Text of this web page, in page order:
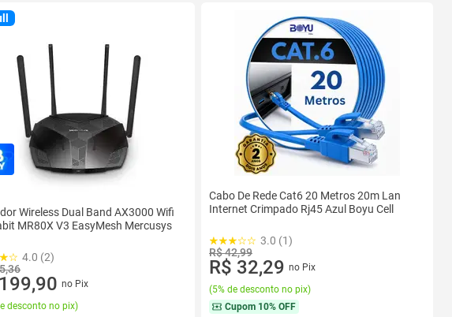
Wireless Dual Band AX3000 Wifi
MR80X V3 EasyMesh Mercusys
4.0 (2)
no Pix
desconto no pix)
Cabo De Rede Cat6 20 Metros 20m Lan
Internet Crimpado Rj45 Azul Boyu Cell
3.0 (1)
R$ 42,99
R$ 32,29 no Pix
(5% de desconto no pix)
Cupom 10% OFF